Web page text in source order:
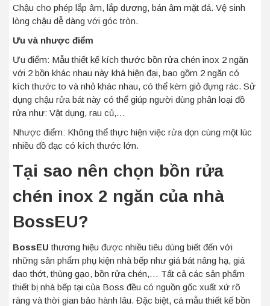
Chậu cho phép lắp âm, lắp dương, bán âm mặt đá. Vệ sinh
lòng chậu dễ dàng với góc tròn.
Ưu và nhược điểm
Ưu điểm: Mẫu thiết kế kích thước bồn rửa chén inox 2 ngăn
với 2 bồn khác nhau này khá hiện đại, bao gồm 2 ngăn có
kích thước to và nhỏ khác nhau, có thể kèm giỏ đựng rác. Sử
dụng chậu rửa bát này có thể giúp người dùng phân loại đồ
rửa như: Vật dụng, rau củ,…
Nhược điểm: Không thể thực hiện việc rửa dọn cùng một lúc
nhiều đồ đạc có kích thước lớn.
Tại sao nên chọn bồn rửa
chén inox 2 ngăn của nhà
BossEU?
BossEUthương hiệu được nhiều tiêu dùng biết đến với
những sản phẩm phụ kiện nhà bếp như giá bát nâng hạ, giá
dao thớt, thùng gạo, bồn rửa chén,… Tất cả các sản phẩm
thiết bị nhà bếp tại của Boss đều có nguồn gốc xuất xứ rõ
ràng và thời gian bảo hành lâu. Đặc biệt, cá mẫu thiết kế bồn